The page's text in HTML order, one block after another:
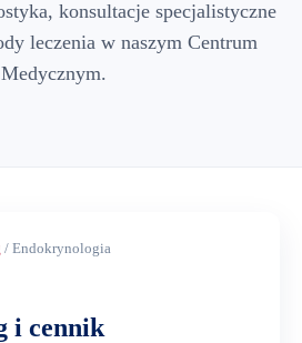
konsultacje specjalistyczne
leczenia w naszym Centrum
Medycznym.
/ Endokrynologia
i cennik